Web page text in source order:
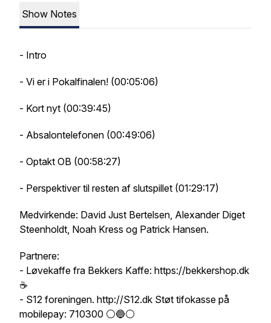
Show Notes
- Intro
- Vi er i Pokalfinalen! (00:05:06)
- Kort nyt (00:39:45)
- Absalontelefonen (00:49:06)
- Optakt OB (00:58:27)
- Perspektiver til resten af slutspillet (01:29:17)
Medvirkende: David Just Bertelsen, Alexander Diget
Steenholdt, Noah Kress og Patrick Hansen.
Partnere:
- Løvekaffe fra Bekkers Kaffe: https://bekkershop.dk
☕️
- S12 foreningen. http://S12.dk Støt tifokasse på
mobilepay: 710300 ⚪️🔵⚪️